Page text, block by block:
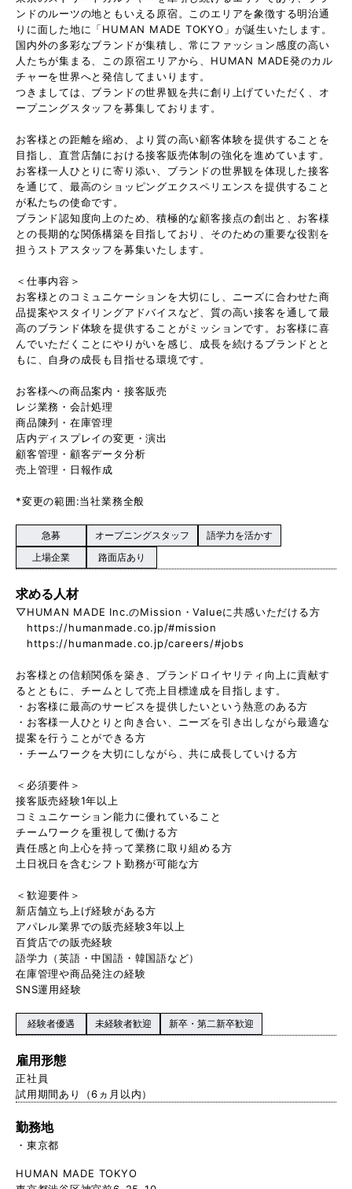
ンドのルーツの地ともいえる原宿。このエリアを象徴する明治通
りに面した地に「HUMAN MADE TOKYO」が誕生いたします。
国内外の多彩なブランドが集積し、常にファッション感度の高い
人たちが集まる、この原宿エリアから、HUMAN MADE発のカル
チャーを世界へと発信してまいります。
つきましては、ブランドの世界観を共に創り上げていただく、オ
ープニングスタッフを募集しております。
お客様との距離を縮め、より質の高い顧客体験を提供することを
目指し、直営店舗における接客販売体制の強化を進めています。
お客様一人ひとりに寄り添い、ブランドの世界観を体現した接客
を通じて、最高のショッピングエクスペリエンスを提供すること
が私たちの使命です。
ブランド認知度向上のため、積極的な顧客接点の創出と、お客様
との長期的な関係構築を目指しており、そのための重要な役割を
担うストアスタッフを募集いたします。
＜仕事内容＞
お客様とのコミュニケーションを大切にし、ニーズに合わせた商
品提案やスタイリングアドバイスなど、質の高い接客を通して最
高のブランド体験を提供することがミッションです。お客様に喜
んでいただくことにやりがいを感じ、成長を続けるブランドとと
もに、自身の成長も目指せる環境です。
お客様への商品案内・接客販売
レジ業務・会計処理
商品陳列・在庫管理
店内ディスプレイの変更・演出
顧客管理・顧客データ分析
売上管理・日報作成
*変更の範囲:当社業務全般
急募 オープニングスタッフ
語学力を活かす
上場企業
路面店あり
求める人材
▽HUMAN MADE Inc.のMission・Valueに共感いただける方
https://humanmade.co.jp/#mission
https://humanmade.co.jp/careers/#jobs
お客様との信頼関係を築き、ブランドロイヤリティ向上に貢献す
るとともに、チームとして売上目標達成を目指します。
・お客様に最高のサービスを提供したいという熱意のある方
・お客様一人ひとりと向き合い、ニーズを引き出しながら最適な
提案を行うことができる方
・チームワークを大切にしながら、共に成長していける方
＜必須要件＞
接客販売経験1年以上
コミュニケーション能力に優れていること
チームワークを重視して働ける方
責任感と向上心を持って業務に取り組める方
土日祝日を含むシフト勤務が可能な方
＜歓迎要件＞
新店舗立ち上げ経験がある方
アパレル業界での販売経験3年以上
百貨店での販売経験
語学力（英語・中国語・韓国語など）
在庫管理や商品発注の経験
SNS運用経験
経験者優遇 未経験者歓迎 新卒・第二新卒歓迎
雇用形態
正社員
試用期間あり（6ヵ月以内）
勤務地
東京都
HUMAN MADE TOKYO